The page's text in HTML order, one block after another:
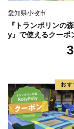
愛知県小牧市
『トランポリンの
y』で使えるクーポ